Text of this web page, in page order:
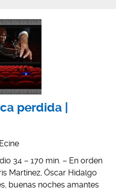
perdida |
34 – 170 min. – En orden
Martínez, Óscar Hidalgo
buenas noches amantes